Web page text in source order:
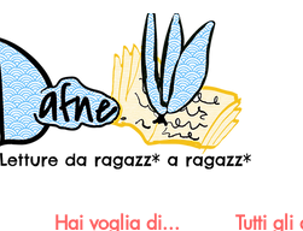
Hai voglia di... Tutti gli